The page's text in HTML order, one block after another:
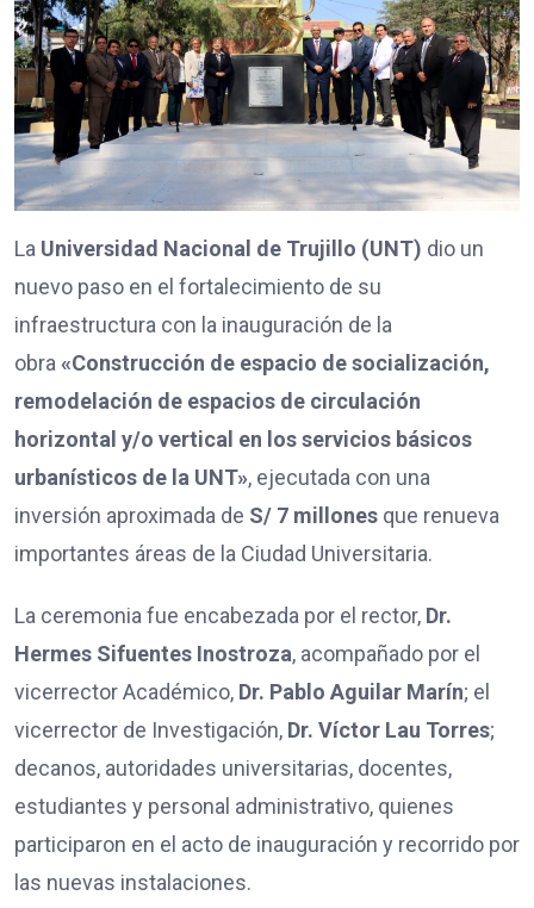
La Universidad Nacional de Trujillo (UNT) dio un
nuevo paso en el fortalecimiento de su
infraestructura con la inauguración de la
obra «Construcción de espacio de socialización,
remodelación de espacios de circulación
horizontal y/o vertical en los servicios básicos
urbanísticos de la UNT», ejecutada con una
inversión aproximada de S/ 7 millones que renueva
importantes áreas de la Ciudad Universitaria.
La ceremonia fue encabezada por el rector, Dr.
Hermes Sifuentes Inostroza, acompañado por el
vicerrector Académico, Dr. Pablo Aguilar Marín; el
vicerrector de Investigación, Dr. Víctor Lau Torres;
decanos, autoridades universitarias, docentes,
estudiantes y personal administrativo, quienes
participaron en el acto de inauguración y recorrido por
las nuevas instalaciones.